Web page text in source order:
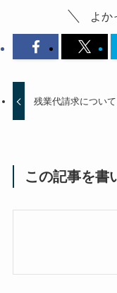
よか
残業代請求について
この記事を書